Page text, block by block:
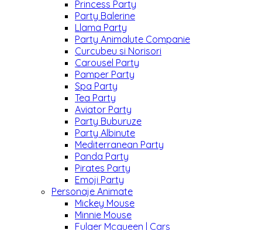
Princess Party
Party Balerine
Llama Party
Party Animalute Companie
Curcubeu si Norisori
Carousel Party
Pamper Party
Spa Party
Tea Party
Aviator Party
Party Buburuze
Party Albinute
Mediterranean Party
Panda Party
Pirates Party
Emoji Party
Personaje Animate
Mickey Mouse
Minnie Mouse
Fulger Mcqueen | Cars